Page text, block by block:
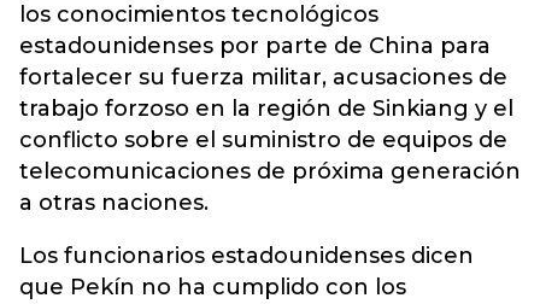
los conocimientos tecnológicos
estadounidenses por parte de China para
fortalecer su fuerza militar, acusaciones de
trabajo forzoso en la región de Sinkiang y el
conflicto sobre el suministro de equipos de
telecomunicaciones de próxima generación
a otras naciones.
Los funcionarios estadounidenses dicen
que Pekín no ha cumplido con los